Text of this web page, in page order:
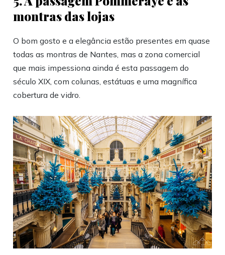
montras das lojas
O bom gosto e a elegância estão presentes em quase
todas as montras de Nantes, mas a zona comercial
que mais impessiona ainda é esta passagem do
século XIX, com colunas, estátuas e uma magnífica
cobertura de vidro.